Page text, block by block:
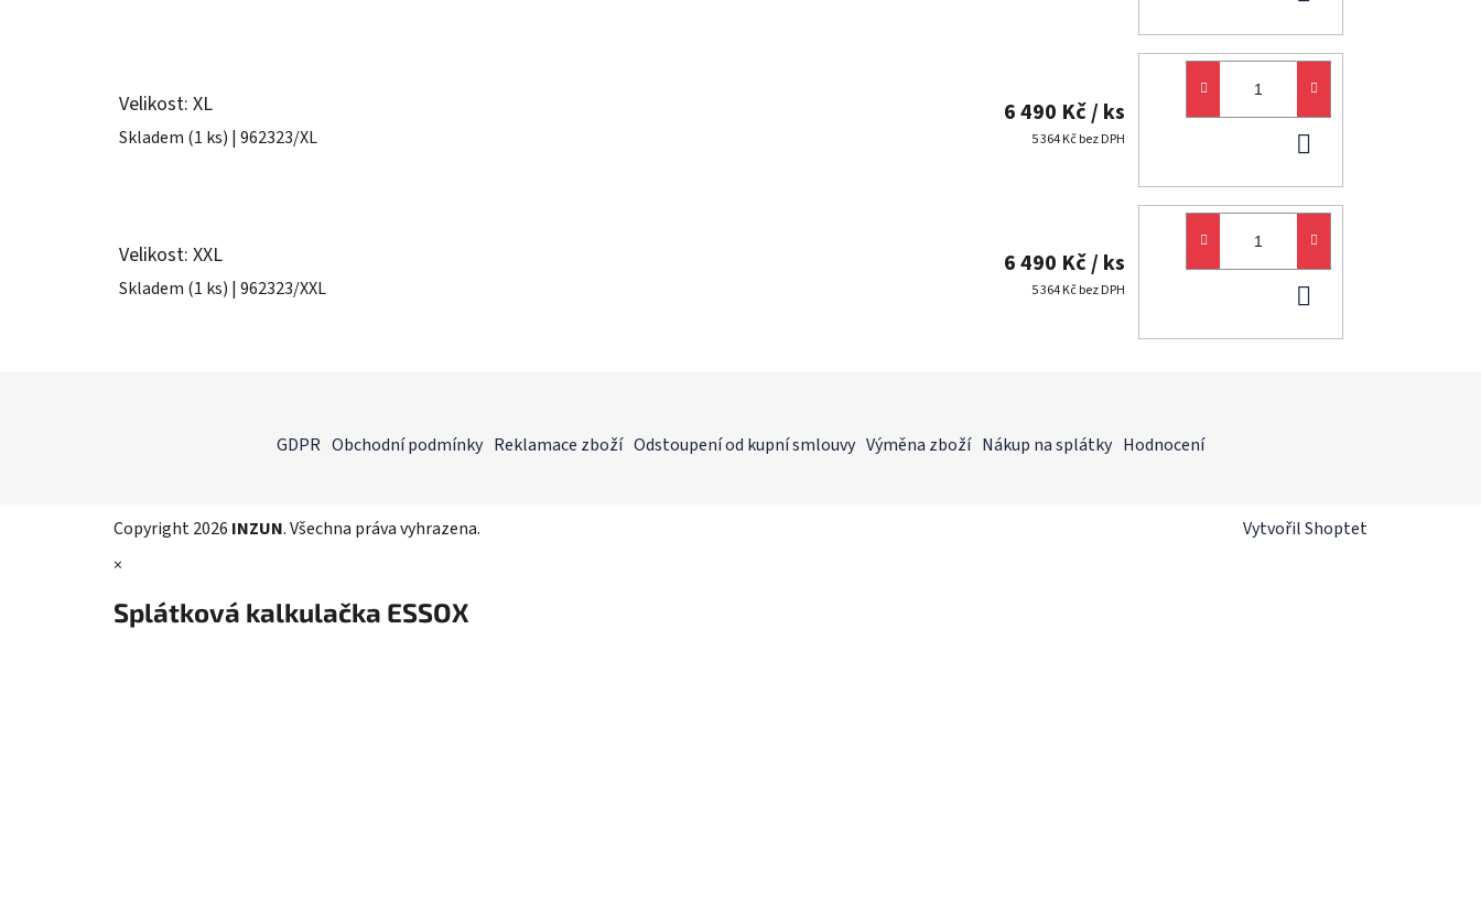
KOŠÍKU
Velikost: XL
Skladem (1 ks) | 962323/XL
6 490 Kč/ ks
5 364 Kč bez DPH
KOŠÍKU
Velikost: XXL
Skladem (1 ks) | 962323/XXL
6 490 Kč/ ks
5 364 Kč bez DPH
KOŠÍKU
GDPR Obchodní podmínky Reklamace zboží Odstoupení od kupní smlouvy Výměna zboží Nákup na splátky Hodnocení
Vytvořil Shoptet
Copyright 2026 INZUN. Všechna práva vyhrazena.
×
Splátková kalkulačka ESSOX